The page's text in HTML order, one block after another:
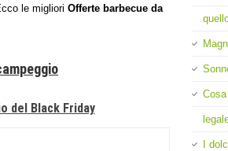
le migliori Offerte barbecue da
del Black Friday
I